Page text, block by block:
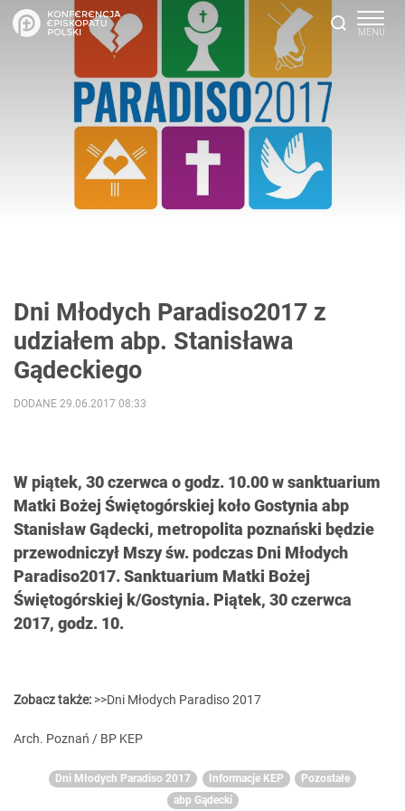
Dni Młodych Paradiso2017 z
udziałem abp. Stanisława
Gądeckiego
W piątek, 30 czerwca o godz. 10.00 w sanktuarium
Matki Bożej Świętogórskiej koło Gostynia abp
Stanisław Gądecki, metropolita poznański będzie
przewodniczył Mszy św. podczas Dni Młodych
Paradiso2017. Sanktuarium Matki Bożej
Świętogórskiej k/Gostynia. Piątek, 30 czerwca
2017, godz. 10.
DODANE 29.06.2017 08:33
Zobacz także: >>Dni Młodych Paradiso 2017
Arch. Poznań / BP KEP
Dni Młodych Paradiso 2017 Informacje KEP
Pozostałe
abp Gądecki